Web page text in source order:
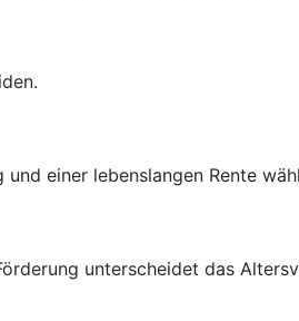
einer lebenslangen Rente
unterscheidet das